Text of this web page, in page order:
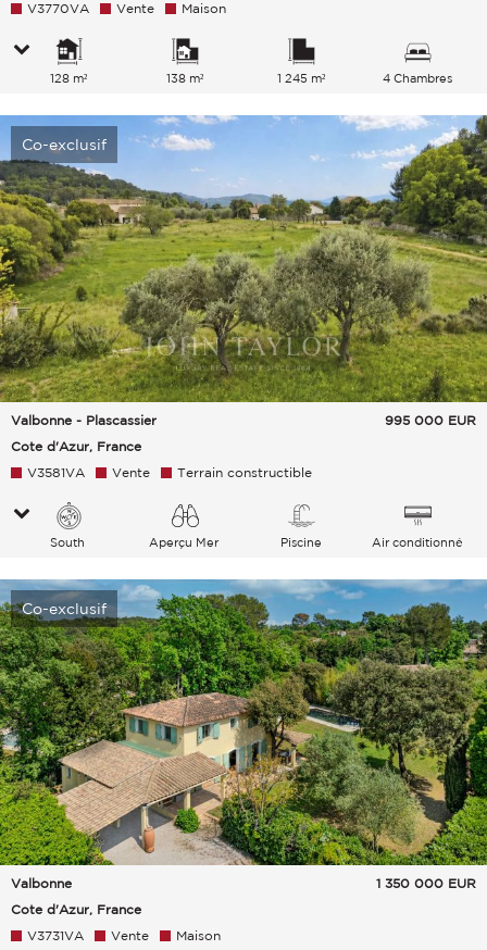
V3770VA Vente Maison
128 m² 138 m² 1 245 m² 4 Chambres
Co-exclusif
Valbonne - Plascassier
Cote d'Azur, France
995 000 EUR
V3581VA Vente Terrain constructible
South Aperçu Mer Piscine Air conditionné
Co-exclusif
Valbonne
Cote d'Azur, France
1 350 000 EUR
V3731VA Vente Maison